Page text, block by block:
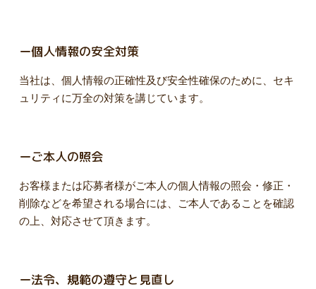
ー個人情報の安全対策
当社は、個人情報の正確性及び安全性確保のために、セキ
ュリティに万全の対策を講じています。
ーご本人の照会
お客様または応募者様がご本人の個人情報の照会・修正・
削除などを希望される場合には、ご本人であることを確認
の上、対応させて頂きます。
ー法令、規範の遵守と見直し